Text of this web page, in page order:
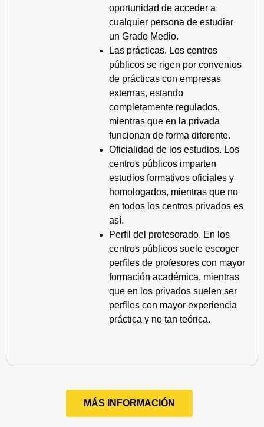
oportunidad de acceder a
cualquier persona de estudiar
un Grado Medio.
Las prácticas. Los centros
públicos se rigen por convenios
de prácticas con empresas
externas, estando
completamente regulados,
mientras que en la privada
funcionan de forma diferente.
Oficialidad de los estudios. Los
centros públicos imparten
estudios formativos oficiales y
homologados, mientras que no
en todos los centros privados es
así.
Perfil del profesorado. En los
centros públicos suele escoger
perfiles de profesores con mayor
formación académica, mientras
que en los privados suelen ser
perfiles con mayor experiencia
práctica y no tan teórica.
MÁS INFORMACIÓN